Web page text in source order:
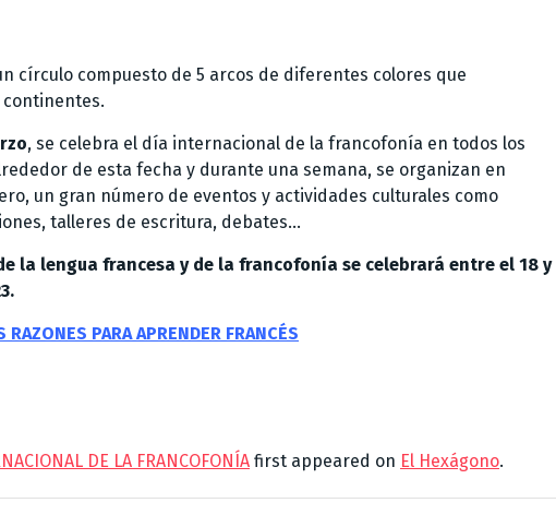
círculo compuesto de 5 arcos de diferentes colores que
, se celebra el día internacional de la francofonía en todos los
de esta fecha y durante una semana, se organizan en
un gran número de eventos y actividades culturales como
talleres de escritura, debates…
la lengua francesa y de la francofonía se celebrará entre el 18 y
RAZONES PARA APRENDER FRANCÉS
DE LA FRANCOFONÍA first appeared on El Hexágono.